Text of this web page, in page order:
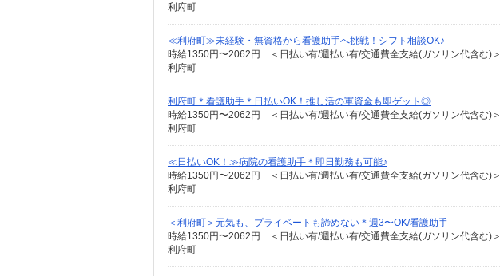
利府町
≪利府町≫未経験・無資格から看護助手へ挑戦！シフト相談OK♪
時給1350円〜2062円 ＜日払い有/週払い有/交通費全支給(ガソリン代含む)＞
利府町
利府町＊看護助手＊日払いOK！推し活の軍資金も即ゲット◎
時給1350円〜2062円 ＜日払い有/週払い有/交通費全支給(ガソリン代含む)＞
利府町
≪日払いOK！≫病院の看護助手＊即日勤務も可能♪
時給1350円〜2062円 ＜日払い有/週払い有/交通費全支給(ガソリン代含む)＞
利府町
＜利府町＞元気も、プライベートも諦めない＊週3〜OK/看護助手
時給1350円〜2062円 ＜日払い有/週払い有/交通費全支給(ガソリン代含む)＞
利府町